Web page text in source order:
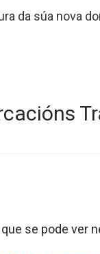
da súa nova
se pode ver